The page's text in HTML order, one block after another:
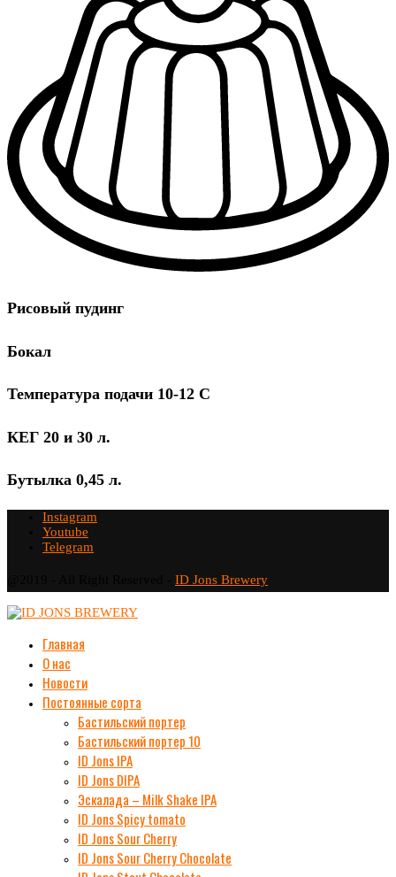
Рисовый пудинг
Бокал
Температура подачи 10-12 С
КЕГ 20 и 30 л.
Бутылка 0,45 л.
Instagram
Youtube
Telegram
ID Jons Brewery
Главная
О нас
Новости
Постоянные сорта
Бастильский портер
Бастильский портер 10
ID Jons IPA
ID Jons DIPA
Эскалада – Milk Shake IPA
ID Jons Spicy tomato
ID Jons Sour Cherry
ID Jons Sour Cherry Chocolate